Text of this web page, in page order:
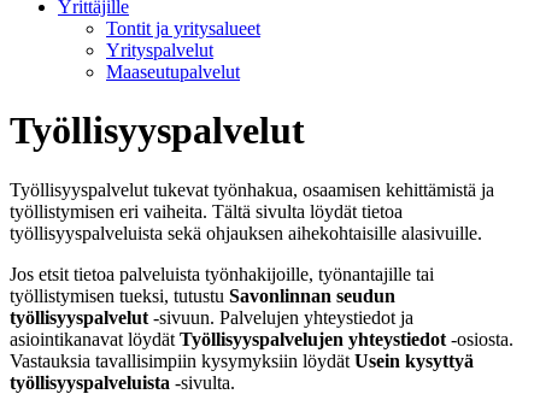
Yrittäjille
Tontit ja yritysalueet
Yrityspalvelut
Maaseutupalvelut
Työllisyyspalvelut
Työllisyyspalvelut tukevat työnhakua, osaamisen kehittämistä ja
työllistymisen eri vaiheita. Tältä sivulta löydät tietoa
työllisyyspalveluista sekä ohjauksen aihekohtaisille alasivuille.
Jos etsit tietoa palveluista työnhakijoille, työnantajille tai
työllistymisen tueksi, tutustu Savonlinnan seudun
työllisyyspalvelut -sivuun. Palvelujen yhteystiedot ja
asiointikanavat löydät Työllisyyspalvelujen yhteystiedot -osiosta.
Vastauksia tavallisimpiin kysymyksiin löydät Usein kysyttyä
työllisyyspalveluista -sivulta.